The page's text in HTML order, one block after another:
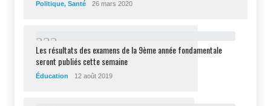
Politique, Santé 26 mars 2020
232
Les résultats des examens de la 9ème année fondamentale
seront publiés cette semaine
Éducation 12 août 2019